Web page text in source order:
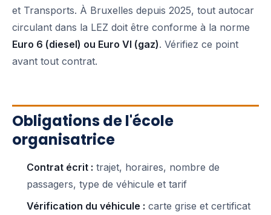
et Transports. À Bruxelles depuis 2025, tout autocar
circulant dans la LEZ doit être conforme à la norme
Euro 6 (diesel) ou Euro VI (gaz). Vérifiez ce point
avant tout contrat.
Obligations de l'école
organisatrice
Contrat écrit : trajet, horaires, nombre de
passagers, type de véhicule et tarif
Vérification du véhicule : carte grise et certificat